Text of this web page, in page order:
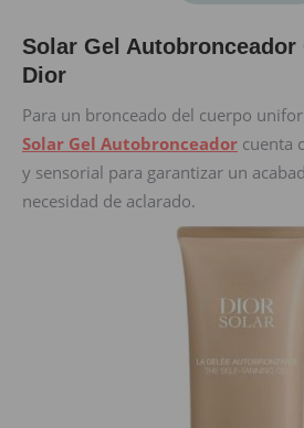
Solar Gel Autobronceador
Dior
Para un bronceado del cuerpo
Solar Gel Autobronceador cuenta
y sensorial para garantizar un
necesidad de aclarado.